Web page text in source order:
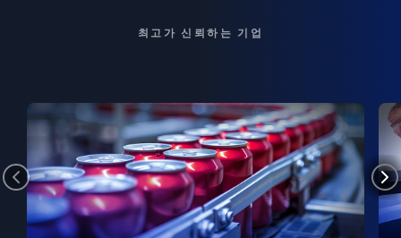
최고가 신뢰하는 기업